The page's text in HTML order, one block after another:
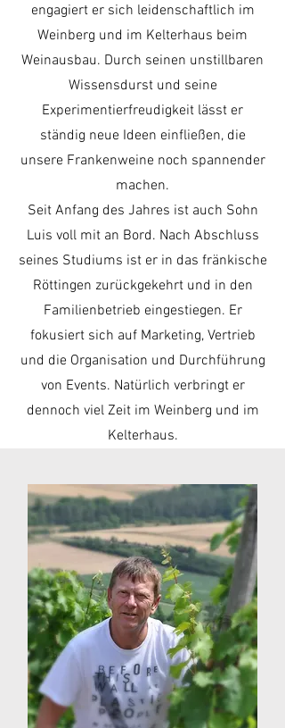
engagiert er sich leidenschaftlich im
Weinberg und im Kelterhaus beim
Weinausbau. Durch seinen unstillbaren
Wissensdurst und seine
Experimentierfreudigkeit lässt er
ständig neue Ideen einfließen, die
unsere Frankenweine noch spannender
machen.
Seit Anfang des Jahres ist auch Sohn
Luis voll mit an Bord. Nach Abschluss
seines Studiums ist er in das fränkische
Röttingen zurückgekehrt und in den
Familienbetrieb eingestiegen. Er
fokusiert sich auf Marketing, Vertrieb
und die Organisation und Durchführung
von Events. Natürlich verbringt er
dennoch viel Zeit im Weinberg und im
Kelterhaus.